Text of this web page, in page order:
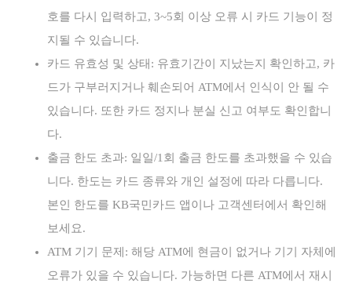
호를 다시 입력하고, 3~5회 이상 오류 시 카드 기능이 정
지될 수 있습니다.
카드 유효성 및 상태: 유효기간이 지났는지 확인하고, 카
드가 구부러지거나 훼손되어 ATM에서 인식이 안 될 수
있습니다. 또한 카드 정지나 분실 신고 여부도 확인합니
다.
출금 한도 초과: 일일/1회 출금 한도를 초과했을 수 있습
니다. 한도는 카드 종류와 개인 설정에 따라 다릅니다.
본인 한도를 KB국민카드 앱이나 고객센터에서 확인해
보세요.
ATM 기기 문제: 해당 ATM에 현금이 없거나 기기 자체에
오류가 있을 수 있습니다. 가능하면 다른 ATM에서 재시